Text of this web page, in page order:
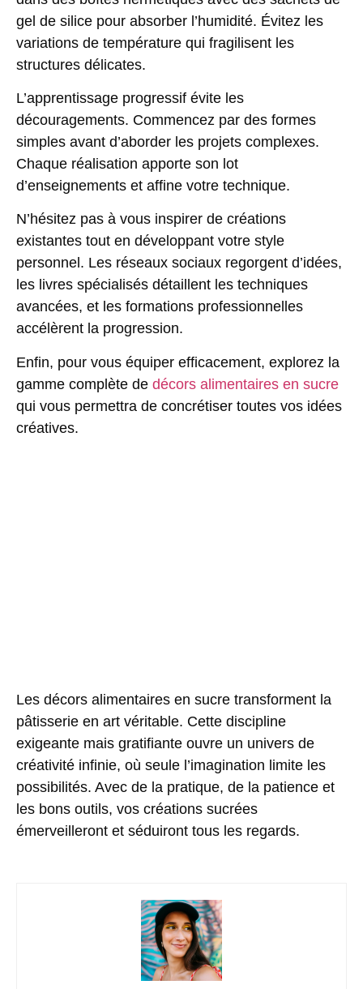
gel de silice pour absorber l’humidité. Évitez les
variations de température qui fragilisent les
structures délicates.
L’apprentissage progressif évite les
découragements. Commencez par des formes
simples avant d’aborder les projets complexes.
Chaque réalisation apporte son lot
d’enseignements et affine votre technique.
N’hésitez pas à vous inspirer de créations
existantes tout en développant votre style
personnel. Les réseaux sociaux regorgent d’idées,
les livres spécialisés détaillent les techniques
avancées, et les formations professionnelles
accélèrent la progression.
Enfin, pour vous équiper efficacement, explorez la
gamme complète de décors alimentaires en sucre
qui vous permettra de concrétiser toutes vos idées
créatives.
Les décors alimentaires en sucre transforment la
pâtisserie en art véritable. Cette discipline
exigeante mais gratifiante ouvre un univers de
créativité infinie, où seule l’imagination limite les
possibilités. Avec de la pratique, de la patience et
les bons outils, vos créations sucrées
émerveilleront et séduiront tous les regards.